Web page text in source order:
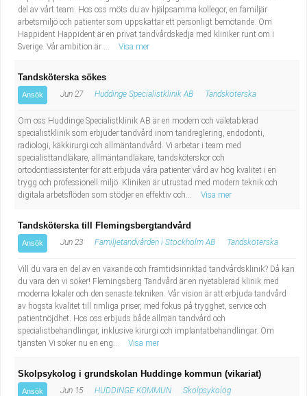
del av vårt team. Hos oss möts du av hjälpsamma kollegor, en familjär
arbetsmiljö och patienter som uppskattar ett personligt bemötande. Om
Happident Happident är en privat tandvårdskedja med kliniker runt om i
Sverige. Vår ambition är ...
Visa mer
Tandsköterska sökes
Ansök Jun 27 Huddinge Specialistklinik AB Tandsköterska
Om oss Huddinge Specialistklinik AB är en modern och väletablerad
specialistklinik som erbjuder tandvård inom tandreglering, endodonti,
radiologi, käkkirurgi och allmäntandvård. Vi arbetar i team med
specialisttandläkare, allmäntandläkare, tandsköterskor och
ortodontiassistenter för att erbjuda våra patienter vård av hög kvalitet i en
trygg och professionell miljö. Kliniken är utrustad med modern teknik och
digitala arbetsflöden som stödjer en effektiv och...
Visa mer
Tandsköterska till Flemingsbergtandvård
Ansök Jun 23 Familjetandvården i Stockholm AB Tandsköterska
Vill du vara en del av en växande och framtidsinriktad tandvårdsklinik? Då kan
du vara den vi söker! Flemingsberg Tandvård är en nyetablerad klinik med
moderna lokaler och den senaste tekniken. Vår vision är att erbjuda tandvård
av högsta kvalitet till rimliga priser, med fokus på trygghet, service och
patientnöjdhet. Hos oss erbjuds både allmän tandvård och
specialistbehandlingar, inklusive kirurgi och implantatbehandlingar. Om
tjänsten Vi söker nu en eng...
Visa mer
Skolpsykolog i grundskolan Huddinge kommun (vikariat)
Ansök Jun 15 HUDDINGE KOMMUN Skolpsykolog